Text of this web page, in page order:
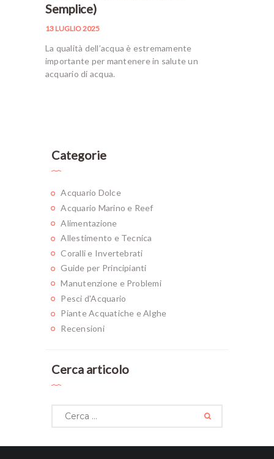
Semplice)
13 LUGLIO 2025
La qualità dell’acqua è estremamente
importante per mantenere in salute un
acquario di acqua.
Categorie
Acquario Dolce
Acquario Marino e Reef
Alimentazione
Allestimento e Tecnica
Coralli e Invertebrati
Guide per Principianti
Manutenzione e Problemi
Pesci d'Acquario
Piante Acquatiche e Alghe
Recensioni
Cerca articolo
Ricerca
per: